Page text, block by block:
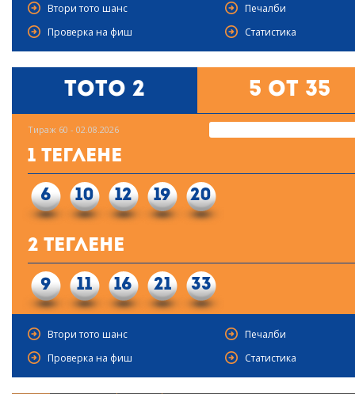
Втори тото шанс
Печалби
Проверка на фиш
Статистика
Тото 2 5 от 35
Тираж 60 - 02.08.2026
1 Теглене
6 10 12 19 20
2 Теглене
9 11 16 21 33
Втори тото шанс
Печалби
Проверка на фиш
Статистика